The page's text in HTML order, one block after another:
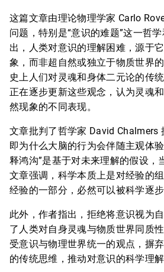
这篇文章由理论物理学家 Carlo
问题，特别是“意识的难题”这一哲
出，人类对意识的理解困难，源于
象，而非超自然或独立于物质世界
史上人们对灵魂和身体二元论的传
正在逐步更新这些观念，认为灵魂
然现象的不同表现。
文章批判了哲学家 David Chalmers
即为什么大脑的行为会伴随主观体
释鸿沟”是基于对未来理解的假设，
文章强调，科学本质上是对经验的
经验的一部分，必然可以被科学逐步
此外，作者指出，拒绝将意识视为
了人类对自身灵魂与物质世界同质
受意识与物理世界统一的观点，摒
的传统思维，推动对意识的科学理解